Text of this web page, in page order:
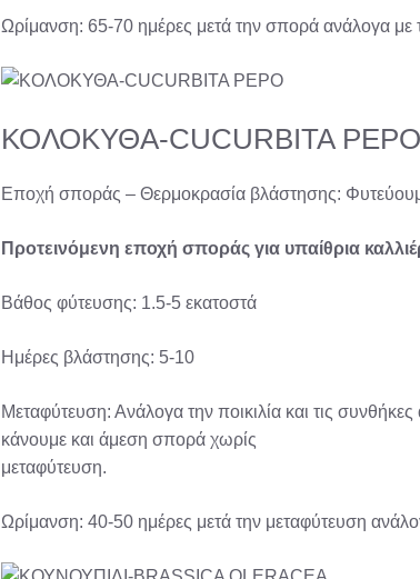
Ωρίμανση: 65-70 ημέρες μετά την σπορά ανάλογα με
ΚΟΛΟΚΥΘΑ-CUCURBITA PEPO
Εποχή σποράς – Θερμοκρασία βλάστησης:
Προτεινόμενη εποχή σποράς για υπαίθρια
Βάθος φύτευσης: 1.5-5 εκατοστά
Ημέρες βλάστησης: 5-10
Μεταφύτευση: Ανάλογα την ποικιλία και τις
κάνουμε και άμεση σπορά χωρίς
μεταφύτευση.
Ωρίμανση: 40-50 ημέρες μετά την μεταφύτευση